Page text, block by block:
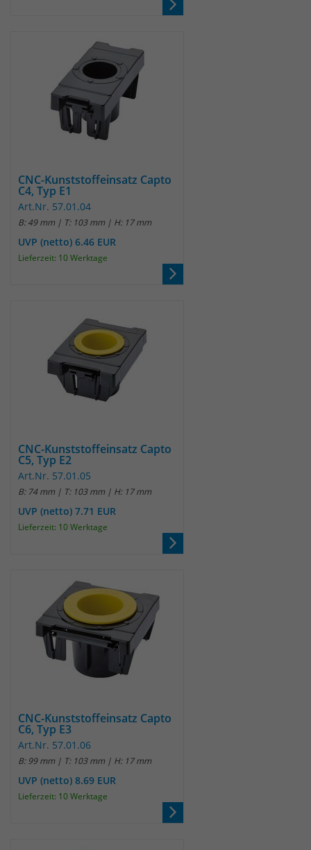
CNC-Kunststoffeinsatz Capto
C4, Typ E1
Art.Nr. 57.01.04
B: 49 mm | T: 103 mm | H: 17 mm
UVP (netto) 6.46 EUR
Lieferzeit: 10 Werktage
CNC-Kunststoffeinsatz Capto
C5, Typ E2
Art.Nr. 57.01.05
B: 74 mm | T: 103 mm | H: 17 mm
UVP (netto) 7.71 EUR
Lieferzeit: 10 Werktage
CNC-Kunststoffeinsatz Capto
C6, Typ E3
Art.Nr. 57.01.06
B: 99 mm | T: 103 mm | H: 17 mm
UVP (netto) 8.69 EUR
Lieferzeit: 10 Werktage
_pk_ses
Anbieter Matomo
Laufzeit 30 Minuten
Das Cookie wird genutzt um temporär
Name
Anbieter Matomo
Laufzeit 30 Minuten
Name _pk_hsr
Anbieter Matomo
Zweck
Das Cookie wird genutzt um temporär
Name _pk_testcookie
Zweck
Das Cookie wird gesetzt um zu
überprüfen ob der Browser erlaubt
Cookies zu setzen. Es wird direkt nach
demTest wieder gelöscht.